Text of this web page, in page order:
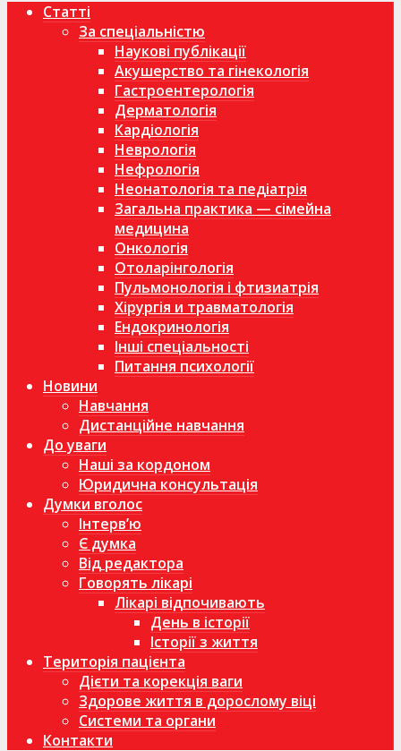
Статті
За спеціальністю
Наукові публікації
Акушерство та гінекологія
Гастроентерологія
Дерматологія
Кардіологія
Неврологія
Нефрологія
Неонатологія та педіатрія
Загальна практика — сімейна
медицина
Онкологія
Отоларінгологія
Пульмонологія і фтизиатрія
Хірургія и травматологія
Ендокринологія
Інші спеціальності
Питання психології
Новини
Навчання
Дистанційне навчання
До уваги
Наші за кордоном
Юридична консультація
Думки вголос
Інтерв’ю
Є думка
Від редактора
Говорять лікарі
Лікарі відпочивають
День в історії
Історії з життя
Територія пацієнта
Дієти та корекція ваги
Здорове життя в дорослому віці
Системи та органи
Контакти